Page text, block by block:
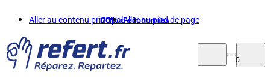
Aller au contenu principalAller au pied de page
70%d'économies
0